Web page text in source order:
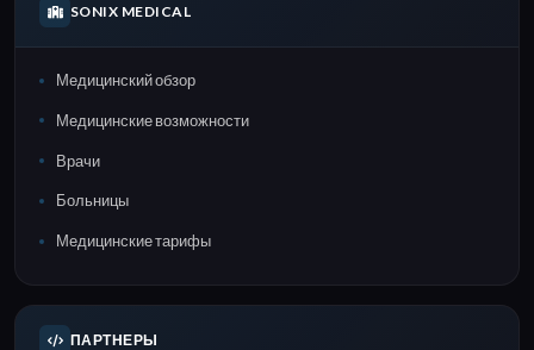
SONIX MEDICAL
Медицинский обзор
Медицинские возможности
Врачи
Больницы
Медицинские тарифы
ПАРТНЕРЫ